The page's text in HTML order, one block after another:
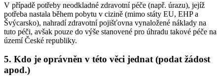
V případě potřeby neodkladné zdravotní péče (např. úrazu), jejíž
potřeba nastala během pobytu v cizině (mimo státy EU, EHP a
Švýcarsko), nahradí zdravotní pojišťovna vynaložené náklady na
tuto péči, avšak pouze do výše stanovené pro úhradu takové péče na
území České republiky.
5. Kdo je oprávněn v této věci jednat (podat žádost
apod.)